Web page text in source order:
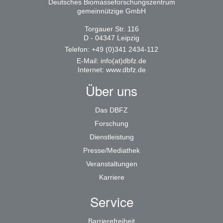
Deutsches Biomasseforschungszentrum
gemeinnützige GmbH
Torgauer Str. 116
D - 04347 Leipzig
Telefon: +49 (0)341 2434-112
E-Mail: info(at)dbfz.de
Internet: www.dbfz.de
Über uns
Das DBFZ
Forschung
Dienstleistung
Presse/Mediathek
Veranstaltungen
Karriere
Service
Barrierefreiheit